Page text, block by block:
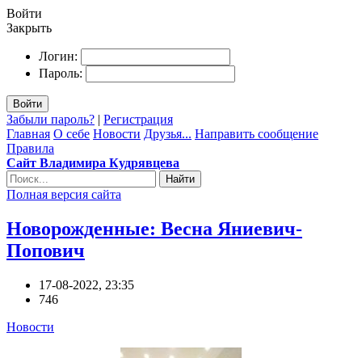
Войти
Закрыть
Логин:
Пароль:
Войти
Забыли пароль? | Регистрация
Главная О себе Новости Друзья... Направить сообщение
Правила
Сайт Владимира Кудрявцева
Найти
Полная версия сайта
Новорожденные: Весна Яниевич-
Попович
17-08-2022, 23:35
746
Новости